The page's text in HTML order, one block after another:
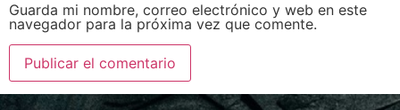
Guarda mi nombre, correo electrónico y web en este
navegador para la próxima vez que comente.